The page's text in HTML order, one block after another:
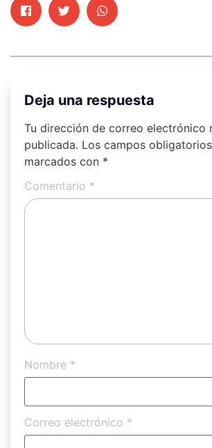
Deja una respuesta
Tu dirección de correo electrónico
publicada. Los campos
marcados con *
Comentario *
Nombre *
Correo electrónico *